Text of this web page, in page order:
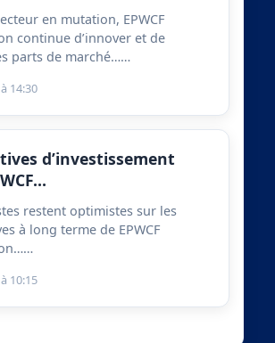
en mutation, EPWCF
continue d’innover et de
parts de marché……
14:30
d’investissement
restent optimistes sur les
à long terme de EPWCF
10:15